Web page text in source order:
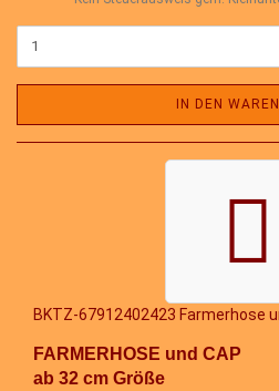
IN DEN
BKTZ-67912402423 Farmerhose
FARMERHOSE und CAP
ab 32 cm Größe